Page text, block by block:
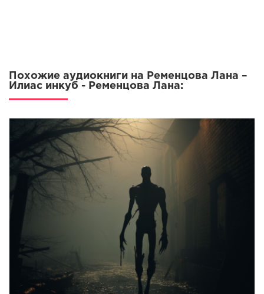
Похожие аудиокниги на Ременцова Лана –
Илиас инкуб - Ременцова Лана: